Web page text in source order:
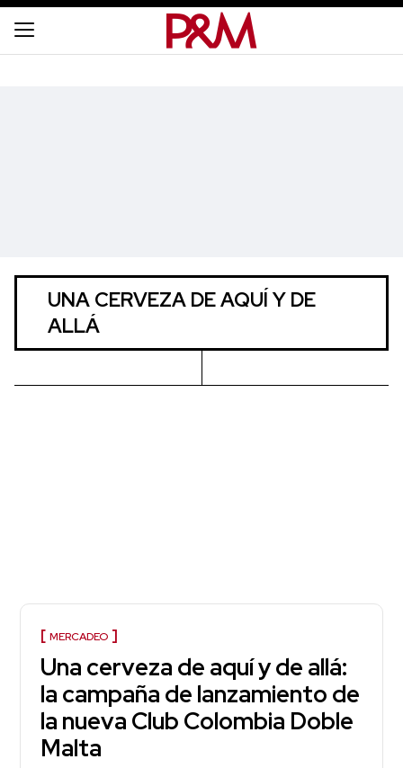
UNA CERVEZA DE AQUÍ Y DE
ALLÁ
MERCADEO
Una cerveza de aquí y de allá:
la campaña de lanzamiento de
la nueva Club Colombia Doble
Malta